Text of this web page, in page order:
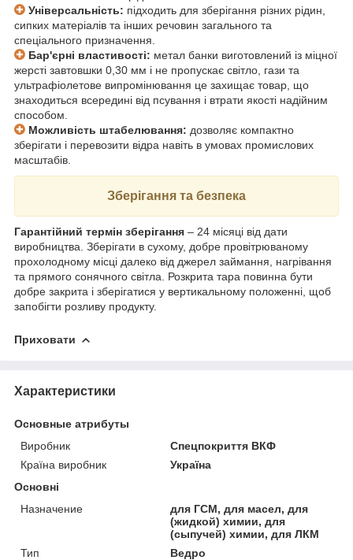
Універсальність: підходить для зберігання різних рідин,
сипких матеріалів та інших речовин загального та
спеціального призначення.
Бар'єрні властивості: метал банки виготовлений із міцної
жерсті завтовшки 0,30 мм і не пропускає світло, гази та
ультрафіолетове випромінювання це захищає товар, що
знаходиться всередині від псування і втрати якості надійним
способом.
Можливість штабелювання: дозволяє компактно
зберігати і перевозити відра навіть в умовах промислових
масштабів.
Зберігання та безпека
Гарантійний термін зберігання – 24 місяці від дати
виробництва. Зберігати в сухому, добре провітрюваному
прохолодному місці далеко від джерел займання, нагрівання
та прямого сонячного світла. Розкрита тара повинна бути
добре закрита і зберігатися у вертикальному положенні, щоб
запобігти розливу продукту.
Приховати
Характеристики
Основные атрибуты
Виробник
Спецпокриття ВКФ
Країна виробник
Україна
Основні
Назначение
для ГСМ, для масел, для
(жидкой) химии, для
(сыпучей) химии, для ЛКМ
Тип
Ведро